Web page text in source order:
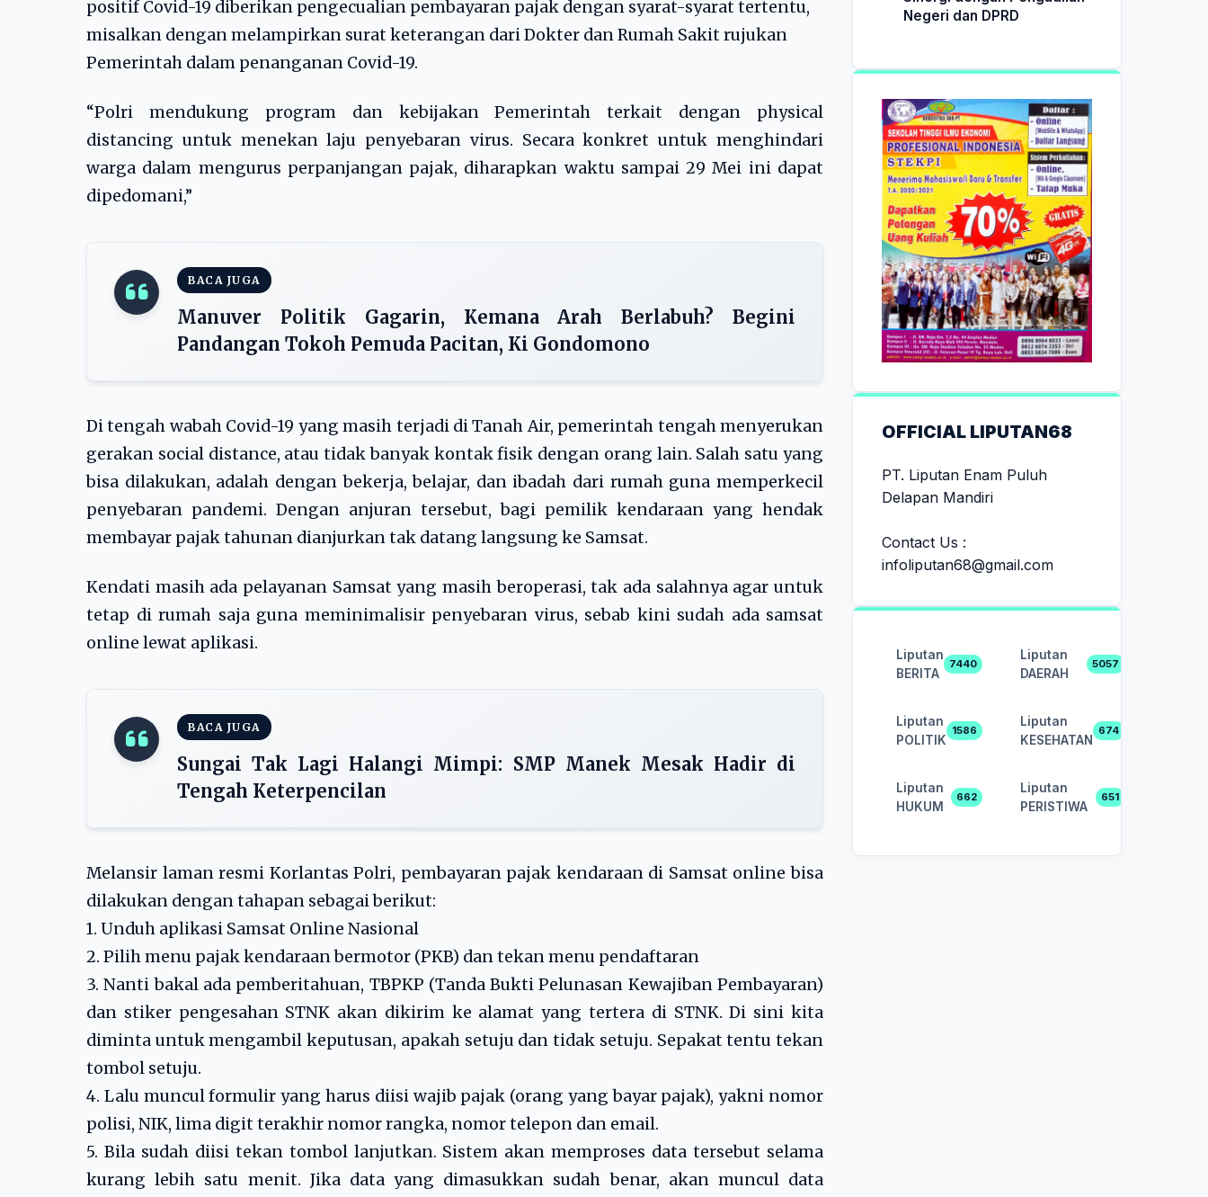
positif Covid-19 diberikan pengecualian pembayaran pajak dengan syarat-syarat tertentu,
misalkan dengan melampirkan surat keterangan dari Dokter dan Rumah Sakit rujukan
Pemerintah dalam penanganan Covid-19.
“Polri mendukung program dan kebijakan Pemerintah terkait dengan physical
distancing untuk menekan laju penyebaran virus. Secara konkret untuk menghindari
warga dalam mengurus perpanjangan pajak, diharapkan waktu sampai 29 Mei ini dapat
dipedomani,”
BACA JUGA
Manuver Politik Gagarin, Kemana Arah Berlabuh? Begini
Pandangan Tokoh Pemuda Pacitan, Ki Gondomono
Di tengah wabah Covid-19 yang masih terjadi di Tanah Air, pemerintah tengah menyerukan
gerakan social distance, atau tidak banyak kontak fisik dengan orang lain. Salah satu yang
bisa dilakukan, adalah dengan bekerja, belajar, dan ibadah dari rumah guna memperkecil
penyebaran pandemi. Dengan anjuran tersebut, bagi pemilik kendaraan yang hendak
membayar pajak tahunan dianjurkan tak datang langsung ke Samsat.
Kendati masih ada pelayanan Samsat yang masih beroperasi, tak ada salahnya agar untuk
tetap di rumah saja guna meminimalisir penyebaran virus, sebab kini sudah ada samsat
online lewat aplikasi.
BACA JUGA
Sungai Tak Lagi Halangi Mimpi: SMP Manek Mesak Hadir di
Tengah Keterpencilan
Melansir laman resmi Korlantas Polri, pembayaran pajak kendaraan di Samsat online bisa
dilakukan dengan tahapan sebagai berikut:
1. Unduh aplikasi Samsat Online Nasional
2. Pilih menu pajak kendaraan bermotor (PKB) dan tekan menu pendaftaran
3. Nanti bakal ada pemberitahuan, TBPKP (Tanda Bukti Pelunasan Kewajiban Pembayaran)
dan stiker pengesahan STNK akan dikirim ke alamat yang tertera di STNK. Di sini kita
diminta untuk mengambil keputusan, apakah setuju dan tidak setuju. Sepakat tentu tekan
tombol setuju.
4. Lalu muncul formulir yang harus diisi wajib pajak (orang yang bayar pajak), yakni nomor
polisi, NIK, lima digit terakhir nomor rangka, nomor telepon dan email.
5. Bila sudah diisi tekan tombol lanjutkan. Sistem akan memproses data tersebut selama
kurang lebih satu menit. Jika data yang dimasukkan sudah benar, akan muncul data
Negeri dan DPRD
OFFICIAL LIPUTAN68
PT. Liputan Enam Puluh
Delapan Mandiri
Contact Us :
infoliputan68@gmail.com
Liputan
BERITA
7440
Liputan
DAERAH
5057
Liputan
POLITIK
1586
Liputan
KESEHATAN
674
Liputan
HUKUM
662
Liputan
PERISTIWA
651